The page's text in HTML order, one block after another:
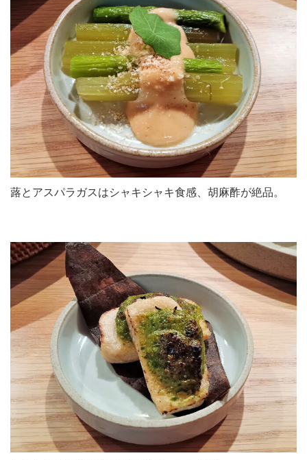
蕗とアスパラガスはシャキシャキ食感、胡麻酢が絶品。